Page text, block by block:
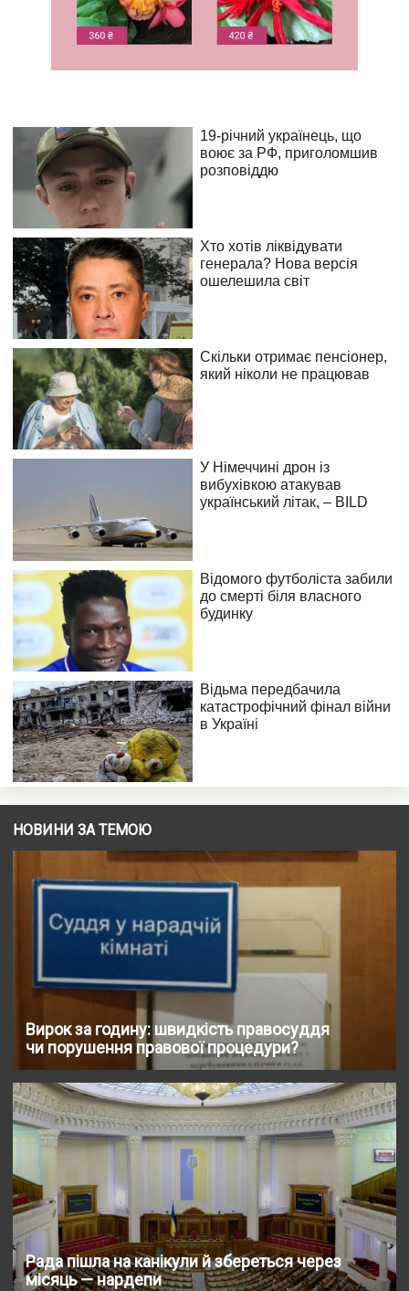
НОВИНИ ЗА ТЕМОЮ
Вирок за годину: швидкість правосуддя
чи порушення правової процедури?
Рада пішла на канікули й збереться через
місяць — нардепи